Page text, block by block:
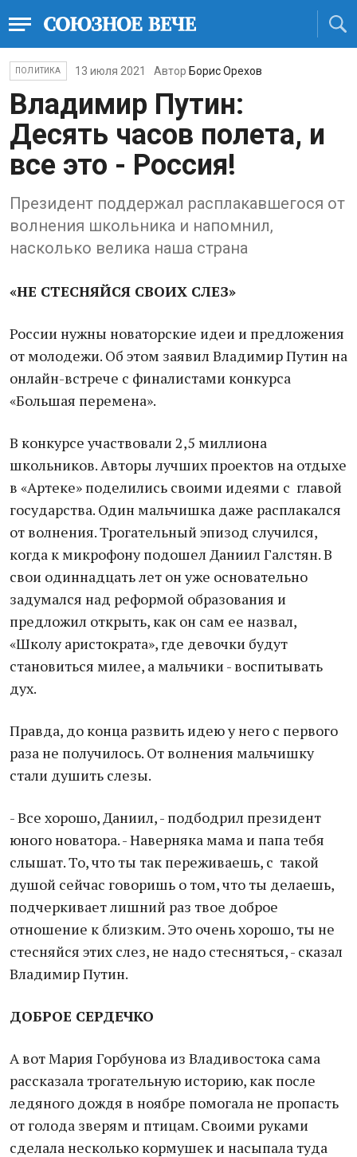
ПОЛИТИКА 13 июля 2021 Автор Борис Орехов
Владимир Путин:
Десять часов полета, и
все это - Россия!
Президент поддержал расплакавшегося от
волнения школьника и напомнил,
насколько велика наша страна
«НЕ СТЕСНЯЙСЯ СВОИХ СЛЕЗ»
России нужны новаторские идеи и предложения
от молодежи. Об этом заявил Владимир Путин на
онлайн-встрече с финалистами конкурса
«Большая перемена».
В конкурсе участвовали 2,5 миллиона
школьников. Авторы лучших проектов на отдыхе
в «Артеке» поделились своими идеями с главой
государства. Один мальчишка даже расплакался
от волнения. Трогательный эпизод случился,
когда к микрофону подошел Даниил Галстян. В
свои одиннадцать лет он уже основательно
задумался над реформой образования и
предложил открыть, как он сам ее назвал,
«Школу аристократа», где девочки будут
становиться милее, а мальчики - воспитывать
дух.
Правда, до конца развить идею у него с первого
раза не получилось. От волнения мальчишку
стали душить слезы.
- Все хорошо, Даниил, - подбодрил президент
юного новатора. - Наверняка мама и папа тебя
слышат. То, что ты так переживаешь, с такой
душой сейчас говоришь о том, что ты делаешь,
подчеркивает лишний раз твое доброе
отношение к близким. Это очень хорошо, ты не
стесняйся этих слез, не надо стесняться, - сказал
Владимир Путин.
ДОБРОЕ СЕРДЕЧКО
А вот Мария Горбунова из Владивостока сама
рассказала трогательную историю, как после
ледяного дождя в ноябре помогала не пропасть
от голода зверям и птицам. Своими руками
сделала несколько кормушек и насыпала туда